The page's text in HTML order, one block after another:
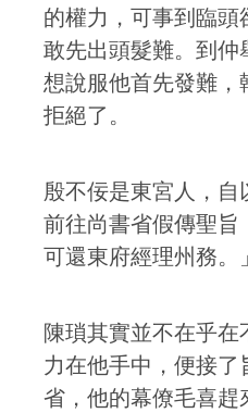
的權力，可事到臨
敢先出頭髮難。到仲
想說服他首先發難，
拒絕了。
殷不佞是東宮人，
前往尚書省假傳聖旨
可還東府經理州務。」
陳瑣其實並不在乎
力在他手中，便接了
省，他的幕僚毛喜